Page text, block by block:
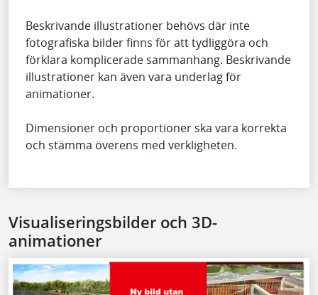
Beskrivande illustrationer behövs där inte
fotografiska bilder finns för att tydliggöra och
förklara komplicerade sammanhang. Beskrivande
illustrationer kan även vara underlag för
animationer.
Dimensioner och proportioner ska vara korrekta
och stämma överens med verkligheten.
Visualiseringsbilder och 3D-
animationer